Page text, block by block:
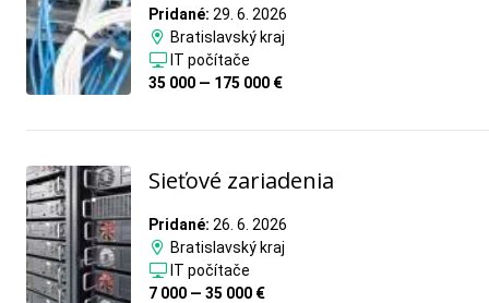
Pridané: 29. 6. 2026
Bratislavský kraj
IT počítače
35 000 — 175 000 €
Sieťové zariadenia
Pridané: 26. 6. 2026
Bratislavský kraj
IT počítače
7 000 — 35 000 €